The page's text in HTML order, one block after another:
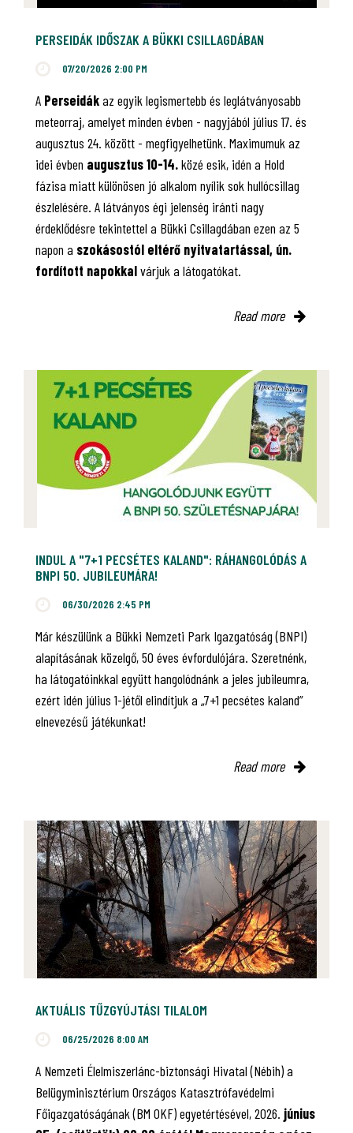
PERSEIDÁK IDŐSZAK A BÜKKI CSILLAGDÁBAN
07/20/2026 2:00 PM
A Perseidákaz egyik legismertebb és leglátványosabb
meteorraj, amelyet minden évben - nagyjából július 17. és
augusztus 24. között - megfigyelhetünk. Maximumuk az
idei évben augusztus 10-14.közé esik, idén a Hold
fázisa miatt különösen jó alkalom nyílik sok hullócsillag
észlelésére. A látványos égi jelenség iránti nagy
érdeklődésre tekintettel a Bükki Csillagdában ezen az 5
napon a szokásostól eltérő nyitvatartással, ún.
fordított napokkalvárjuk a látogatókat.
Read more
INDUL A "7+1 PECSÉTES KALAND": RÁHANGOLÓDÁS A
BNPI 50. JUBILEUMÁRA!
06/30/2026 2:45 PM
Már készülünk a Bükki Nemzeti Park Igazgatóság (BNPI)
alapításának közelgő, 50 éves évfordulójára. Szeretnénk,
ha látogatóinkkal együtt hangolódnánk a jeles jubileumra,
ezért idén július 1-jétől elindítjuk a „7+1 pecsétes kaland”
elnevezésű játékunkat!
Read more
AKTUÁLIS TŰZGYÚJTÁSI TILALOM
06/25/2026 8:00 AM
A Nemzeti Élelmiszerlánc-biztonsági Hivatal (Nébih) a
Belügyminisztérium Országos Katasztrófavédelmi
Főigazgatóságának (BM OKF) egyetértésével, 2026. június